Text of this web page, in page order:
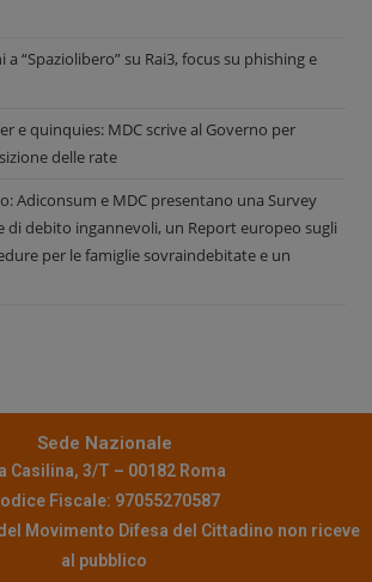
“Spaziolibero” su Rai3, focus su phishing e
e quinquies: MDC scrive al Governo per
delle rate
Adiconsum e MDC presentano una Survey
di debito ingannevoli, un Report europeo sugli
per le famiglie sovraindebitate e un
Sede Nazionale
Casilina, 3/T – 00182 Roma
Fiscale: 97055270587
Movimento Difesa del Cittadino non riceve
al pubblico